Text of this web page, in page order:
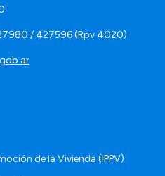
/ 427596 (Rpv 4020)
de la Vivienda (IPPV)